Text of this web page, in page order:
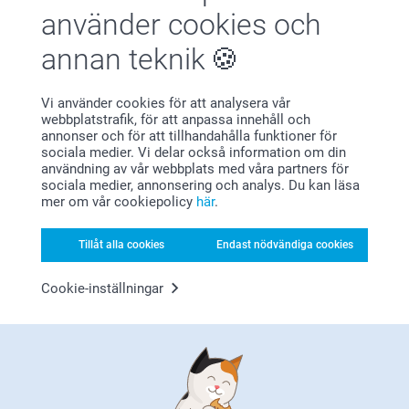
använder cookies och
annan teknik
Vi använder cookies för att analysera vår
webbplatstrafik, för att anpassa innehåll och
annonser och för att tillhandahålla funktioner för
sociala medier. Vi delar också information om din
användning av vår webbplats med våra partners för
sociala medier, annonsering och analys. Du kan läsa
mer om vår cookiepolicy här.
Tillåt alla cookies Endast nödvändiga cookies
Cookie-inställningar
45,5 cm
36,5 cm
12,5 cm
7-8 år
52 cm
38 cm
12,5 cm
41,5 cm
14 cm
(3 omdömen)
Varförsmartphoto?
Nöjd kundgaranti